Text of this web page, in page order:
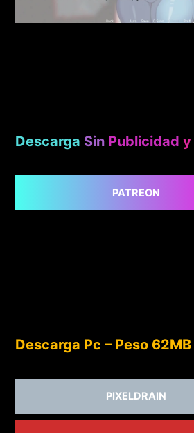
Descarga Sin Publicidad y
PATREON
Descarga Pc – Peso 62MB
PIXELDRAIN